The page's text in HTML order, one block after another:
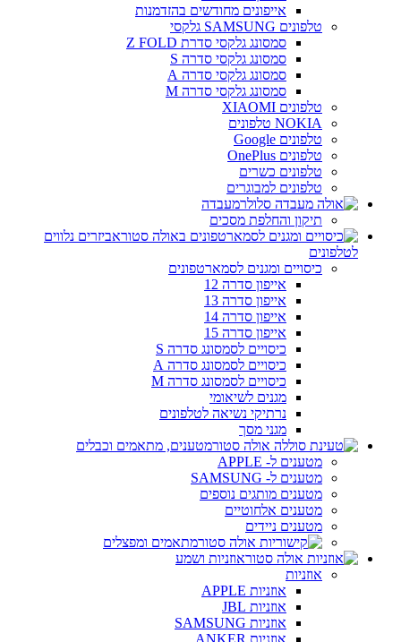
אייפונים מחודשים בהזדמנות
טלפונים SAMSUNG גלקסי
סמסונג גלקסי סדרת Z FOLD
סמסונג גלקסי סדרה S
סמסונג גלקסי סדרה A
סמסונג גלקסי סדרה M
טלפונים XIAOMI
NOKIA טלפונים
טלפונים Google
טלפונים OnePlus
טלפונים כשרים
טלפונים למבוגרים
מעבדה
תיקון והחלפת מסכים
אביזרים נלווים
לטלפונים
כיסויים ומגנים לסמארטפונים
אייפון סדרה 12
אייפון סדרה 13
אייפון סדרה 14
אייפון סדרה 15
כיסויים לסמסונג סדרה S
כיסויים לסמסונג סדרה A
כיסויים לסמסונג סדרה M
מגנים לשיאומי
נרתיקי נשיאה לטלפונים
מגני מסך
מטענים, מתאמים וכבלים
מטענים ל- APPLE
מטענים ל- SAMSUNG
מטענים מותגים נוספים
מטענים אלחוטיים
מטענים ניידים
מתאמים ומפצלים
אוזניות ושמע
אוזניות
אוזניות APPLE
אוזניות JBL
אוזניות SAMSUNG
אוזניות ANKER